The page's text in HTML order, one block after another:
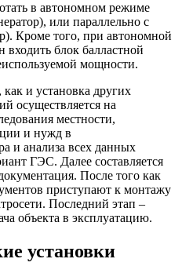
в автономном режиме
или параллельно с
Кроме того, при автономной
блок балластной
мощности.
и установка других
осуществляется на
местности,
и нужд в
и анализа всех данных
ГЭС. Далее составляется
После того как
приступают к монтажу
Последний этап –
объекта в эксплуатацию.
установки